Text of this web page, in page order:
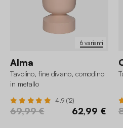
6 varianti
Alma
Tavolino, fine divano, comodino
in metallo
4.9 (12)
69,99 € 62,99 €